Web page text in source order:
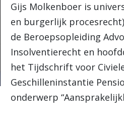
Gijs Molkenboer is
en burgerlijk
de Beroepsopleiding
Insolventierecht en
het Tijdschrift voor
Geschilleninstantie
onderwerp